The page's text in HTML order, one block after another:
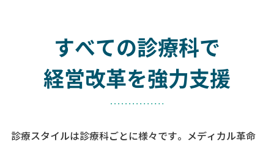
すべての診療科で
経営改革を強力支援
診療スタイルは診療科ごとに様々です。メディカル革命